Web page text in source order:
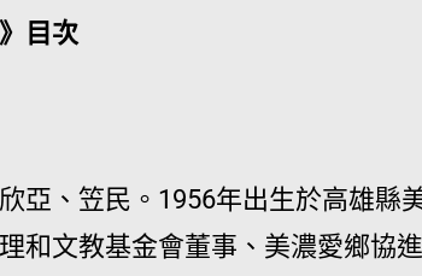
目次
亞、笠民。1956年出生於高雄縣
和文教基金會董事、美濃愛鄉協